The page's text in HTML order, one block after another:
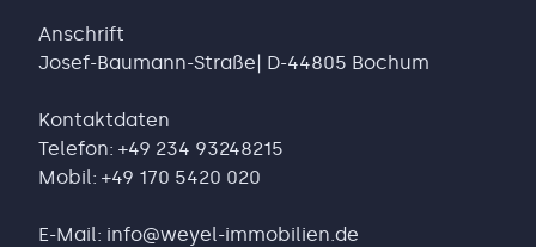
Anschrift
Josef-Baumann-Straße| D-44805 Bochum
Kontaktdaten
Telefon: +49 234 93248215
Mobil: +49 170 5420 020
E-Mail: info@weyel-immobilien.de